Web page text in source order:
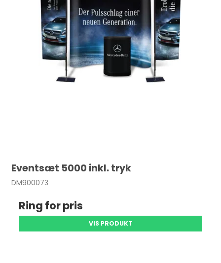
Eventsæt 5000 inkl. tryk
DM900073
Ring for pris
VIS PRODUKT